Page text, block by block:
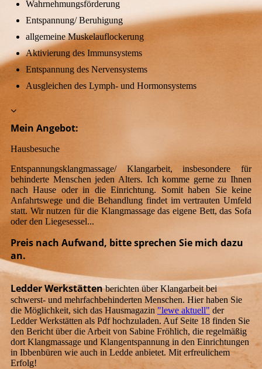
Wahrnehmungsförderung
Entspannung/ Beruhigung
allgemeine Muskelauflockerung
Aktivierung des Immunsystems
Entspannung des Nervensystems
Ausgleichen des Lymph- und Hormonsystems
Mein Angebot:
Hausbesuche
Entspannungsklangmassage/ Klangarbeit, insbesondere für
behinderte Menschen jeden Alters. Ich komme gerne zu Ihnen
nach Hause oder in die Einrichtung. Somit haben Sie keine
Anfahrtswege und die Behandlung findet im vertrauten Umfeld
statt. Wir nutzen für die Klangmassage das eigene Bett, das Sofa
oder den Liegesessel...
Preis nach Aufwand, bitte sprechen Sie mich dazu
an.
Ledder Werkstättenberichten über Klangarbeit bei
schwerst- und mehrfachbehinderten Menschen. Hier haben Sie
die Möglichkeit, sich das Hausmagazin "lewe aktuell" der
Ledder Werkstätten als Pdf hochzuladen. Auf Seite 18 finden Sie
den Bericht über die Arbeit von Sabine Fröhlich, die regelmäßig
dort Klangmassage und Klangentspannung in den Einrichtungen
in Ibbenbüren wie auch in Ledde anbietet. Mit erfreulichem
Erfolg!